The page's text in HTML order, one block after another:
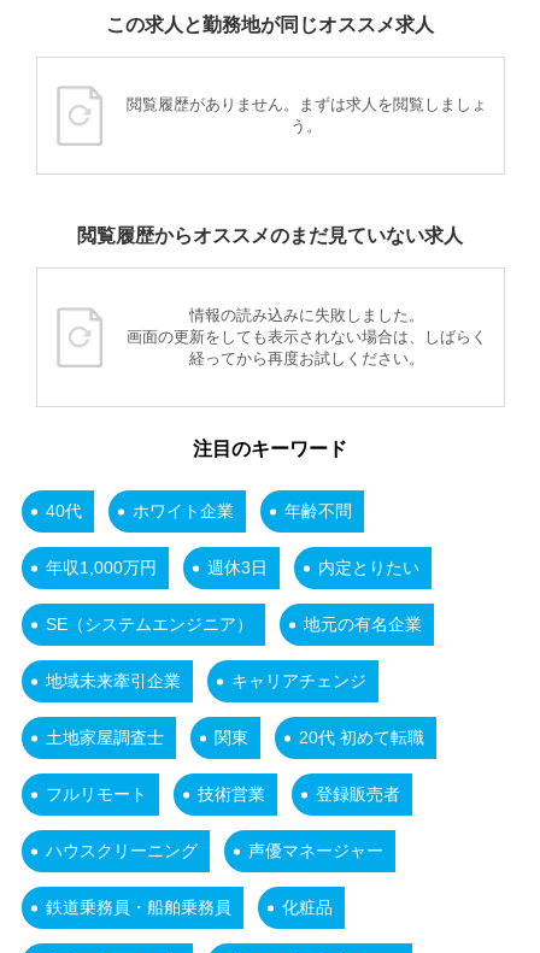
この求人と勤務地が同じオススメ求人
閲覧履歴がありません。まずは求人を閲覧しましょ
う。
閲覧履歴からオススメのまだ見ていない求人
情報の読み込みに失敗しました。
画面の更新をしても表示されない場合は、しばらく
経ってから再度お試しください。
注目のキーワード
40代 ホワイト企業 年齢不問
年収1,000万円 週休3日 内定とりたい
SE（システムエンジニア） 地元の有名企業
地域未来牽引企業 キャリアチェンジ
土地家屋調査士 関東 20代 初めて転職
フルリモート 技術営業 登録販売者
ハウスクリーニング 声優マネージャー
鉄道乗務員・船舶乗務員 化粧品